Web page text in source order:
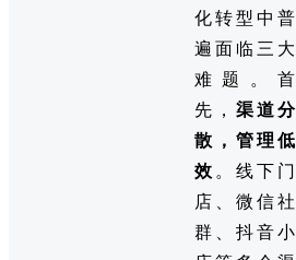
化转型中普
遍面临三大
难题。首
先， 渠道分
散，管理低
效 。线下门
店、微信社
群、抖音小